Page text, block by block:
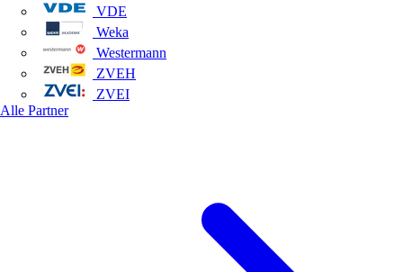
VDE
Weka
Westermann
ZVEH
ZVEI
Alle Partner